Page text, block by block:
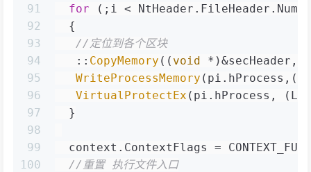
91
92
93
94
95
96
97
98
99
100
for (;i <
  {
//定位到各个区块
   ::
CopyMemory (( void
WriteProcessMemory
VirtualProtectEx (pi.hProcess,
  }
context.ContextFlags =
//重置 执行文件入口